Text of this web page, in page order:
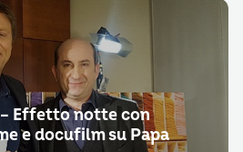
Effetto notte con
e docufilm su Papa